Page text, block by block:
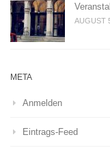
AUGUST
META
Anmelden
Eintrags-Feed